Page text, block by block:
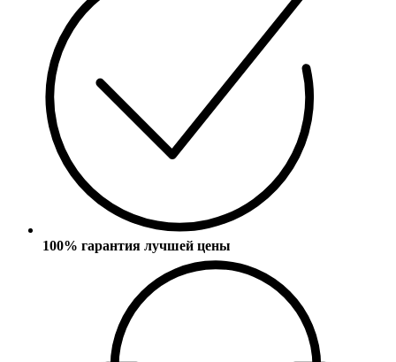
100% гарантия лучшей цены